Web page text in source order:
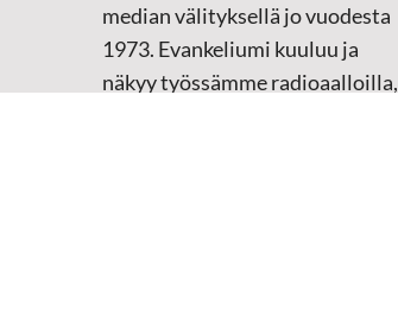
median välityksellä jo vuodesta
1973. Evankeliumi kuuluu ja
näkyy työssämme radioaalloilla,